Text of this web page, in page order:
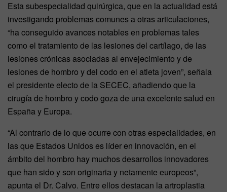
Esta subespecialidad quirúrgica, que en la actualidad está
investigando problemas comunes a otras articulaciones,
“ha conseguido avances notables en problemas tales
como el tratamiento de las lesiones del cartílago, de las
lesiones crónicas asociadas al envejecimiento y de
lesiones de hombro y del codo en el atleta joven”, señala
el presidente electo de la SECEC, añadiendo que la
cirugía de hombro y codo goza de una excelente salud en
España y Europa.
“Al contrario de lo que ocurre con otras especialidades, en
las que Estados Unidos es líder en innovación, en el
ámbito del hombro hay muchos desarrollos innovadores
que han sido y son originaria y netamente europeos”,
apunta el Dr. Calvo. Entre ellos destacan la artroplastia